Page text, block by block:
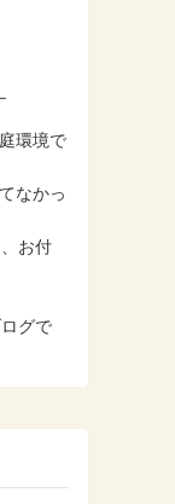
環境で
なかっ
お付
グで